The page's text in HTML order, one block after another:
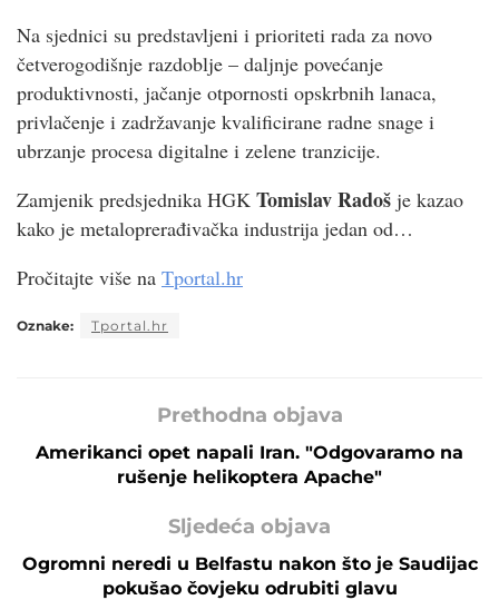
Na sjednici su predstavljeni i prioriteti rada za novo
četverogodišnje razdoblje – daljnje povećanje
produktivnosti, jačanje otpornosti opskrbnih lanaca,
privlačenje i zadržavanje kvalificirane radne snage i
ubrzanje procesa digitalne i zelene tranzicije.
Zamjenik predsjednika HGK Tomislav Radoš je kazao
kako je metaloprerađivačka industrija jedan od…
Pročitajte više na Tportal.hr
Oznake: Tportal.hr
Prethodna objava
Amerikanci opet napali Iran. "Odgovaramo na
rušenje helikoptera Apache"
Sljedeća objava
Ogromni neredi u Belfastu nakon što je Saudijac
pokušao čovjeku odrubiti glavu